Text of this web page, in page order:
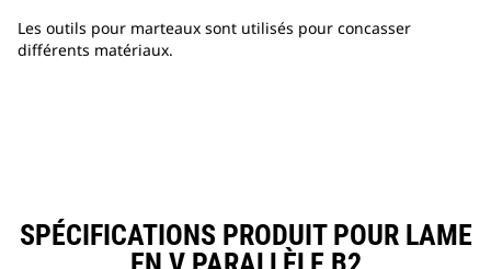
Les outils pour marteaux sont utilisés pour concasser
différents matériaux.
SPÉCIFICATIONS PRODUIT POUR LAME